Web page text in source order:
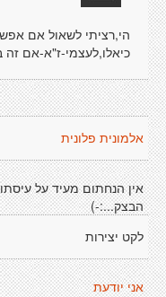
הי,רציתי לשאול אם
כיאלו,לעצמי-ז"א-אם
אלמונית פלונית
אין הנחתום מעיד על
הבצק...:-)
לקט יצירות
אני יודעת